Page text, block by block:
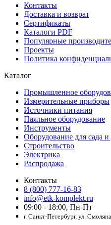
Контакты
Доставка и возврат
Сертификаты
Каталоги PDF
Популярные
Проекты
Политика
Каталог
Промышленное
Измерительные приборы
Источники питания
Паяльное оборудование
Инструменты
Оборудование для сада и
Строительство
Электрика
Распродажа
Контакты
8 (800) 777-16-83
info@etk-komplekt.ru
09:00 - 18:00, Пн-Пт
г. Санкт-Петербург, ул.